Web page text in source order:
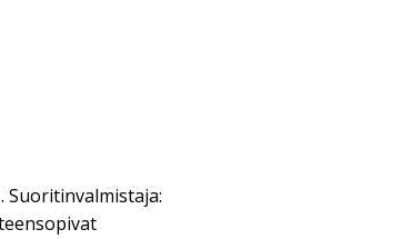
Suoritinvalmistaja: